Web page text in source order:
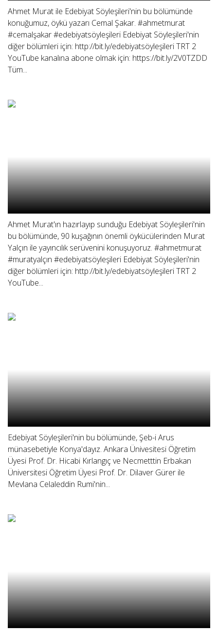
Ahmet Murat ile Edebiyat Söyleşileri'nin bu bölümünde
konuğumuz, öykü yazarı Cemal Şakar. #ahmetmurat
#cemalşakar #edebiyatsöyleşileri Edebiyat Söyleşileri'nin
diğer bölümleri için: http://bit.ly/edebiyatsöyleşileri TRT 2
YouTube kanalına abone olmak için: https://bit.ly/2V0TZDD
Tüm...
Ahmet Murat'ın hazırlayıp sunduğu Edebiyat Söyleşileri'nin
bu bölümünde, 90 kuşağının önemli öykücülerinden Murat
Yalçın ile yayıncılık serüvenini konuşuyoruz. #ahmetmurat
#muratyalçın #edebiyatsöyleşileri Edebiyat Söyleşileri'nin
diğer bölümleri için: http://bit.ly/edebiyatsöyleşileri TRT 2
YouTube...
Edebiyat Söyleşileri'nin bu bölümünde, Şeb-i Arus
münasebetiyle Konya'dayız. Ankara Ünivesitesi Öğretim
Üyesi Prof. Dr. Hicabi Kırlangıç ve Necmetttin Erbakan
Üniversitesi Öğretim Üyesi Prof. Dr. Dilaver Gürer ile
Mevlana Celaleddin Rumi'nin...